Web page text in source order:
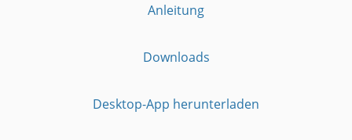
Anleitung
Downloads
Desktop-App herunterladen